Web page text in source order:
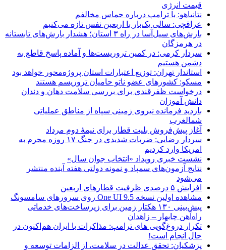
قیمت انرژی
نتانیاهو: با ترامپ درباره حماس مخالفم
عراقچی: سالی یک‌بار با اربعین نفس تازه می‌کنیم
بارش‌های سیل‌آسا در راه ۳ استان؛ هشدار بارش‌های تابستانه
در هرمزگان
سردار کرمی: در کمین تروریست‌ها و آماده پاسخ قاطع به
دشمن هستیم
استاندار تهران: توزیع اعتبارات استان پروژه‌محور خواهد بود
مسکو: کشورهای عضو ناتو حامیان تروریسم هستند
درخواست ظفرقندی برای بررسی سلامت دهان و دندان
دانش آموزان
بازدید فرمانده نیروی زمینی سپاه از مناطق عملیاتی
شمالغرب
آغاز پیش‌فروش بلیت قطار برای نیمۀ دوم مرداد
سردار رضایی: ضربات شدیدی در جنگ ۱۷ روزه محرم به
امریکا وارد کردیم
نشست خبری رویداد «انتخاب جوان سال»
نتایج آزمون‌های سمپاد و نمونه دولتی هفته آینده منتشر
می‌شود
افزایش ۵ درصدی ظرفیت قطارهای اربعین
مشاهده اولین نسخه One UI 9.5 روی سرورهای سامسونگ
پیش‌بینی ۱۳۰ هکتار زمین برای زیرساخت‌های خدماتی
راه‌آهن چابهار – زاهدان
تکرار دروغ‌گویی های ترامپ: مذاکرات با ایران هم‌اکنون در
حال انجام است!
پزشکیان: تحقق عدالت در سلامت، از الزامات توسعه و